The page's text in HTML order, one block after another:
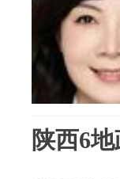
陕西6